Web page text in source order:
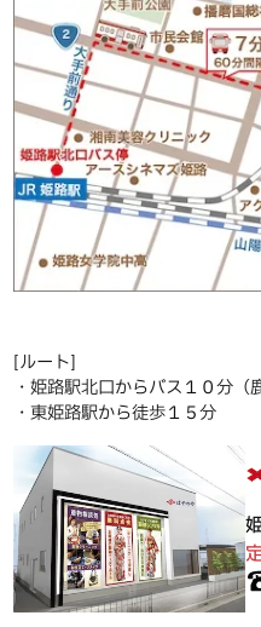
[ルート]
・姫路駅北口からバス１０分（
・東姫路駅から徒歩１５分